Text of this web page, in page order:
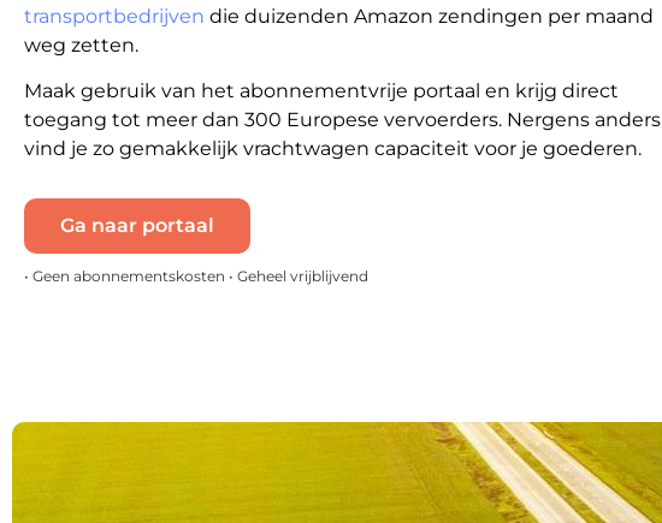
transportbedrijven die duizenden Amazon zendingen per maand
weg zetten.
Maak gebruik van het abonnementvrije portaal en krijg direct
toegang tot meer dan 300 Europese vervoerders. Nergens anders
vind je zo gemakkelijk vrachtwagen capaciteit voor je goederen.
Ga naar portaal
• Geen abonnementskosten • Geheel vrijblijvend